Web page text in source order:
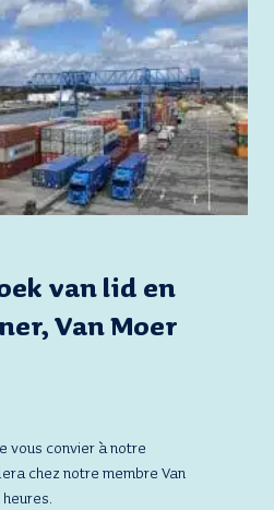
van lid en
Van Moer
vous convier à notre
chez notre membre Van
heures.